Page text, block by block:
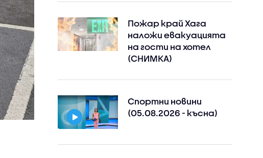
Пожар край Хага
наложи евакуацията
на гости на хотел
(СНИМКА)
Спортни новини
(05.08.2026 - късна)